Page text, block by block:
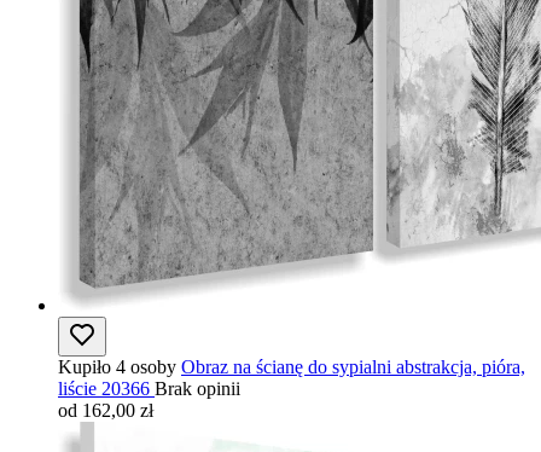
Kupiło 4 osoby Obraz na ścianę do sypialni abstrakcja, pióra,
liście 20366 Brak opinii
od 162,00 zł